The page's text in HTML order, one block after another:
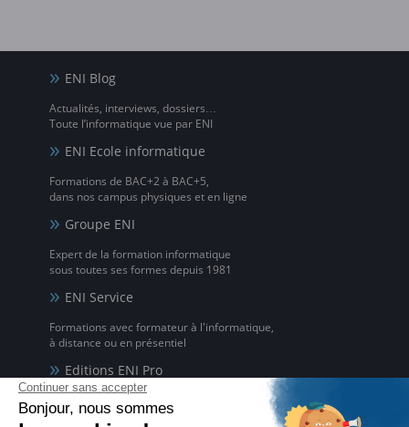
ENI Blog
Actualités, interviews, dossiers…
Toute l’informatique vue par ENI
ENI Ecole informatique
Formations de BAC+2 à BAC+5,
dans nos campus physiques et en ligne
Groupe ENI
Expert de la formation informatique
sous toutes ses formes depuis 1981
ENI Service
Formations avec formateur à l'informatique,
à distance ou en présentiel
Editions ENI Pro
pour les organismes de formation